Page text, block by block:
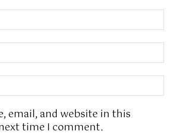
email, and website in this
time I comment.